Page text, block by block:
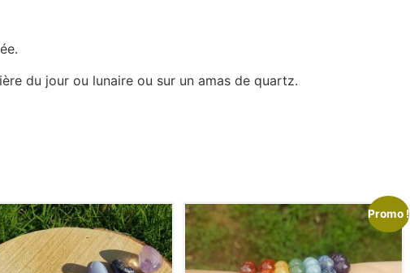
du jour ou lunaire ou sur un amas de quartz.
Promo !